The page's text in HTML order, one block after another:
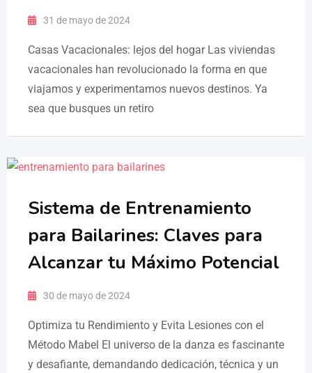
31 de mayo de 2024
Casas Vacacionales: lejos del hogar Las viviendas
vacacionales han revolucionado la forma en que
viajamos y experimentamos nuevos destinos. Ya
sea que busques un retiro
Sistema de Entrenamiento
para Bailarines: Claves para
Alcanzar tu Máximo Potencial
30 de mayo de 2024
Optimiza tu Rendimiento y Evita Lesiones con el
Método Mabel El universo de la danza es fascinante
y desafiante, demandando dedicación, técnica y un